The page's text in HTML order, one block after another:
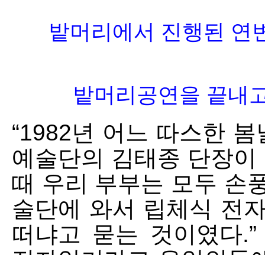
밭머리에서 진행된 연
밭머리공연을 끝내
“1982년 어느 따스한
예술단의 김태종 단장
때 우리 부부는 모두 손
술단에 와서 립체식 전
떠냐고 묻는 것이였다